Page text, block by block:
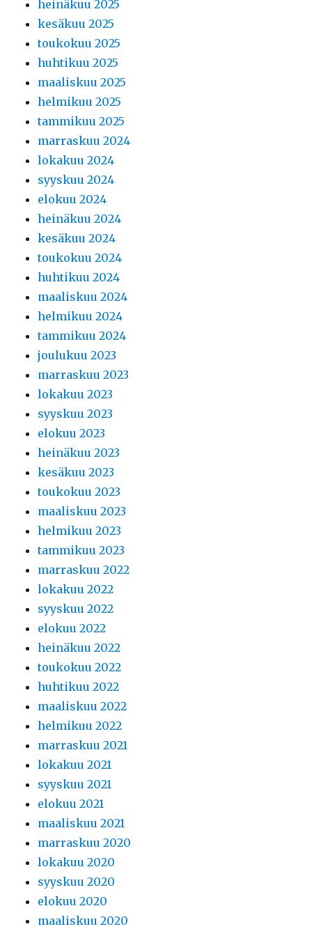
heinäkuu 2025
kesäkuu 2025
toukokuu 2025
huhtikuu 2025
maaliskuu 2025
helmikuu 2025
tammikuu 2025
marraskuu 2024
lokakuu 2024
syyskuu 2024
elokuu 2024
heinäkuu 2024
kesäkuu 2024
toukokuu 2024
huhtikuu 2024
maaliskuu 2024
helmikuu 2024
tammikuu 2024
joulukuu 2023
marraskuu 2023
lokakuu 2023
syyskuu 2023
elokuu 2023
heinäkuu 2023
kesäkuu 2023
toukokuu 2023
maaliskuu 2023
helmikuu 2023
tammikuu 2023
marraskuu 2022
lokakuu 2022
syyskuu 2022
elokuu 2022
heinäkuu 2022
toukokuu 2022
huhtikuu 2022
maaliskuu 2022
helmikuu 2022
marraskuu 2021
lokakuu 2021
syyskuu 2021
elokuu 2021
maaliskuu 2021
marraskuu 2020
lokakuu 2020
syyskuu 2020
elokuu 2020
maaliskuu 2020